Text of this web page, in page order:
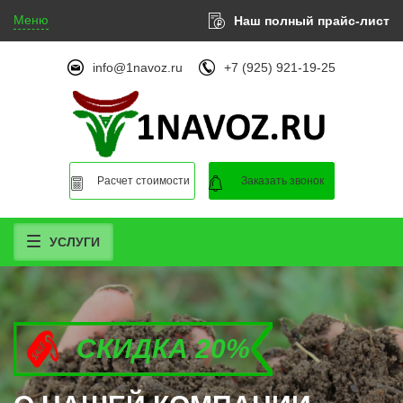
Меню Наш полный прайс-лист
info@1navoz.ru +7 (925) 921-19-25
Расчет стоимости Заказать звонок
УСЛУГИ
СКИДКА 20%
СКИДКА 20%
СКИДКА 20%